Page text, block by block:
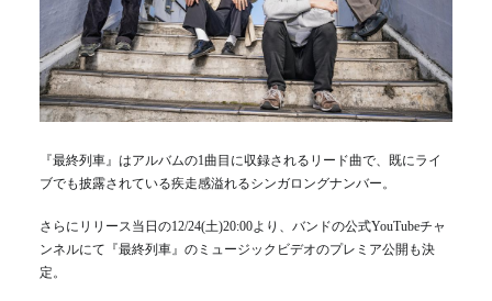
『最終列車』はアルバムの1曲目に収録されるリード曲で、既にライ
ブでも披露されている疾走感溢れるシンガロングナンバー。
さらにリリース当日の12/24(土)20:00より、バンドの公式YouTubeチャ
ンネルにて『最終列車』のミュージックビデオのプレミア公開も決
定。